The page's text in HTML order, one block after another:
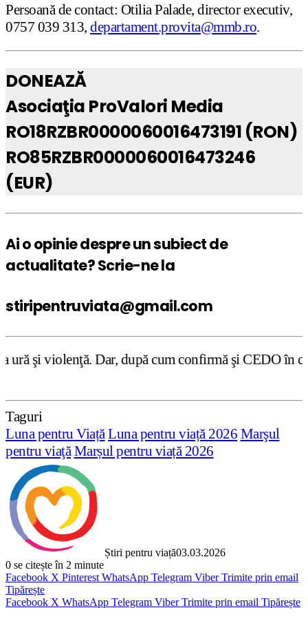
Persoană de contact: Otilia Palade, director executiv,
0757 039 313, departament.provita@mmb.ro.
DONEAZĂ
Asociaţia ProValori Media
RO18RZBR0000060016473191 (RON)
RO85RZBR0000060016473246
(EUR)
Ai o opinie despre un subiect de
actualitate? Scrie-ne la
stiripentruviata@gmail.com
Dar, după cum confirmă şi CEDO în cazul
Taguri
Luna pentru ViațăLuna pentru viață 2026 Marşul
pentru viaţă Marșul pentru viață 2026
Știri pentru viață03.03.2026
0 se citește în 2 minute
Facebook X Pinterest WhatsApp Telegram Viber Trimite prin email
Tipărește
Facebook X WhatsApp Telegram Viber Trimite prin email Tipărește